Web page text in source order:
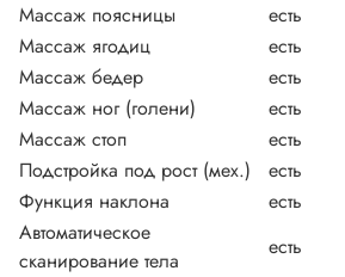
Массаж поясницы
есть
Массаж ягодиц
есть
Массаж бедер
есть
Массаж ног (голени)
есть
Массаж стоп
есть
Подстройка под рост (мех.)
есть
Функция наклона
есть
Автоматическое
сканирование тела
есть